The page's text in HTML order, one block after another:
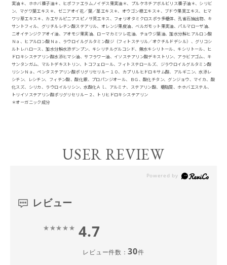
実油＊、ホホバ種子油＊、ヒポファエラムノイデス果実油＊、プルケネチアボルビリス種子油＊、シリビ
ン、マグワ葉エキス＊、ゼニアオイ花／葉／茎エキス＊、オウゴン根エキス＊、ブドウ果実エキス、ヒマ
ワリ芽エキス＊、カエサルピニアスピノサ莢エキス、フォリオタミクロスポラ多糖体、孔雀石抽出物、キ
サントフィル、グリチルレチン酸ステアリル、オレンジ果皮油、ベルガモット果実油、パルマローザ油、
ニオイテンジクアオイ油、アオモジ果実油、ローマカミツレ花油、チョウジ葉油、加水分解ヒアルロン酸
Ｎａ、ヒアルロン酸Ｎａ、ラウロイルグルタミン酸ジ（フィトステリル／オクチルドデシル）、グリコシ
ルトレハロース、加水分解水添デンプン、キシリチルグルコシド、無水キシリトール、キシリトール、ヒ
ドロキシステアリン酸水添ヒマシ油、サフラワー油、イソステアリン酸デキストリン、アラビアゴム、キ
サンタンガム、マルトデキストリン、トコフェロール、フィトステロールズ、ジラウロイルグルタミン酸
リシンＮａ、ペンタステアリン酸ポリグリセリル－１０、カプリルヒドロキサム酸、アルギニン、水添レ
シチン、レシチン、フィチン酸、酸化銀、プロパンジオール、ＢＧ、酸化チタン、グンジョウ、マイカ、酸
化スズ、シリカ、ラウロイルリシン、水酸化Ａｌ、アルミナ、ステアリン酸、糖脂質、ホホバエステル、
トリイソステアリン酸ポリグリセリル－２、トリヒドロキシステアリン
＊オーガニック成分
USER REVIEW
レビュー
4.7
レビュー件数：30件